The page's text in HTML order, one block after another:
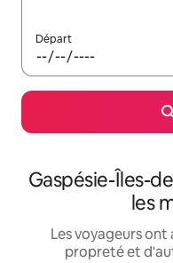
Départ
Gaspésie-Îles-
les
Les voyageurs
propreté et